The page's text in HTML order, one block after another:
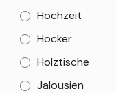
Hochzeit
Hocker
Holztische
Jalousien